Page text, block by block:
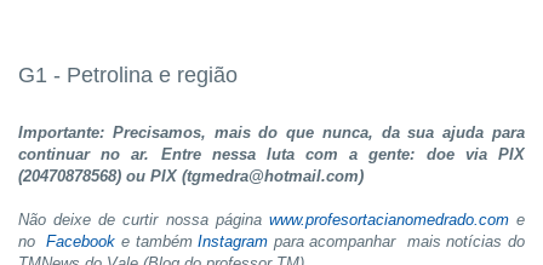
G1 - Petrolina e região
Importante: Precisamos, mais do que nunca, da sua ajuda para
continuar no ar. Entre nessa luta com a gente: doe via PIX
(20470878568) ou PIX (tgmedra@hotmail.com)
Não deixe de curtir nossa página www.profesortacianomedrado.come
noFacebook e tambémInstagram para acompanhar mais notícias do